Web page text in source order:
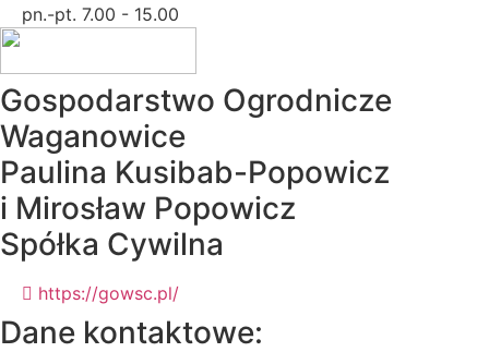
pn.-pt. 7.00 - 15.00
Gospodarstwo Ogrodnicze
Waganowice
Paulina Kusibab-Popowicz
i Mirosław Popowicz
Spółka Cywilna
https://gowsc.pl/
Dane kontaktowe: